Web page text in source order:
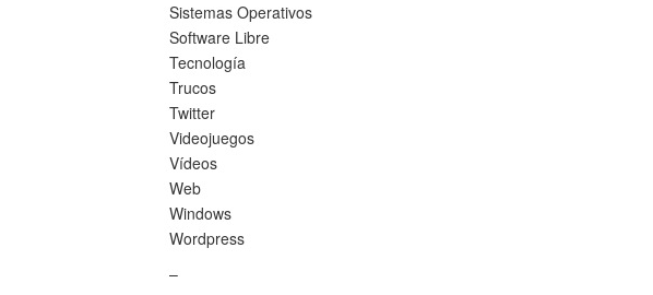
Sistemas Operativos
Software Libre
Tecnología
Trucos
Twitter
Videojuegos
Vídeos
Web
Windows
Wordpress
–